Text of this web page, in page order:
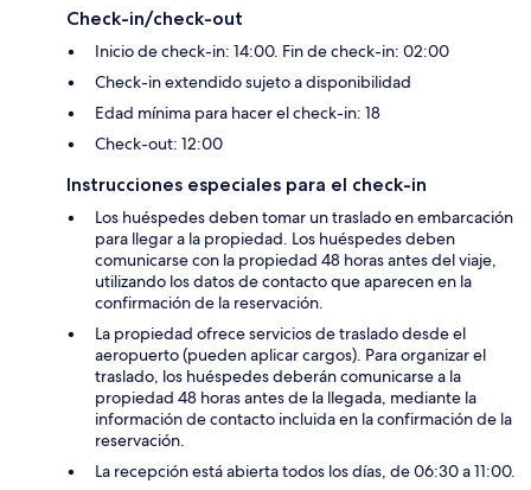
Check-in/check-out
Inicio de check-in: 14:00. Fin de check-in: 02:00
Check-in extendido sujeto a disponibilidad
Edad mínima para hacer el check-in: 18
Check-out: 12:00
Instrucciones especiales para el check-in
Los huéspedes deben tomar un traslado en embarcación
para llegar a la propiedad. Los huéspedes deben
comunicarse con la propiedad 48 horas antes del viaje,
utilizando los datos de contacto que aparecen en la
confirmación de la reservación.
La propiedad ofrece servicios de traslado desde el
aeropuerto (pueden aplicar cargos). Para organizar el
traslado, los huéspedes deberán comunicarse a la
propiedad 48 horas antes de la llegada, mediante la
información de contacto incluida en la confirmación de la
reservación.
La recepción está abierta todos los días, de 06:30 a 11:00.